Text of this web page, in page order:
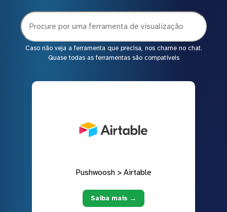
Caso não veja a ferramenta que precisa, nos chame no chat.
Quase todas as ferramentas são compatíveis
Pushwoosh > Airtable
Saiba mais →